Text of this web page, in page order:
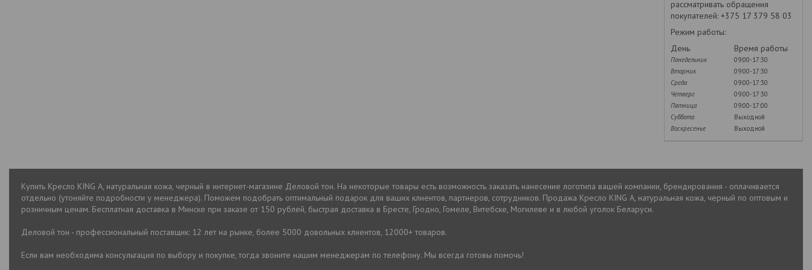
рассматривать обращения
покупателей: +375 17 379 58 03
Режим работы:
День
Время работы
Понедельник
09:00-17:30
Вторник
09:00-17:30
Среда
09:00-17:30
Четверг
09:00-17:30
Пятница
09:00-17:00
Суббота
Выходной
Воскресенье
Выходной
Купить Кресло KING A, натуральная кожа, черный в интернет-магазине Деловой тон. На некоторые товары есть возможность заказать нанесение логотипа вашей компании, брендирования - оплачивается
отдельно (утоняйте подробности у менеджера). Поможем подобрать оптимальный подарок для ваших клиентов, партнеров, сотрудников. Продажа Кресло KING A, натуральная кожа, черный по оптовым и
розничным ценам. Бесплатная доставка в Минске при заказе от 150 рублей, быстрая доставка в Бресте, Гродно, Гомеле, Витебске, Могилеве и в любой уголок Беларуси.
Деловой тон - профессиональный поставщик: 12 лет на рынке, более 5000 довольных клиентов, 12000+ товаров.
Если вам необходима консультация по выбору и покупке, тогда звоните нашим менеджерам по телефону. Мы всегда готовы помочь!